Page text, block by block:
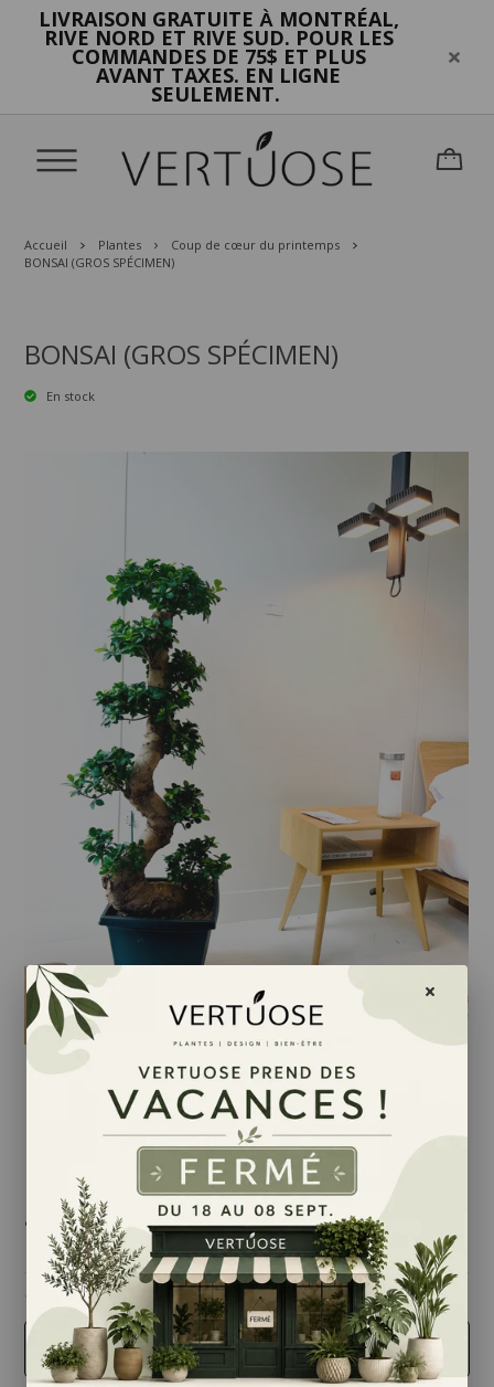
LIVRAISON GRATUITE À MONTRÉAL,
RIVE NORD ET RIVE SUD. POUR LES
COMMANDES DE 75$ ET PLUS
AVANT TAXES. EN LIGNE
SEULEMENT.
Accueil Plantes
Coup de cœur du printemps
BONSAI (GROS SPÉCIMEN)
BONSAI (GROS SPÉCIMEN)
En stock
499,95 $
taille
14 pouces